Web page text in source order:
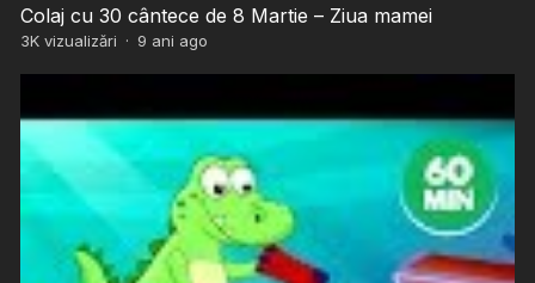
Colaj cu 30 cântece de 8 Martie – Ziua mamei
3Kvizualizări · 9 ani ago